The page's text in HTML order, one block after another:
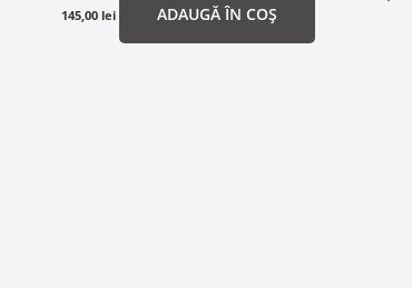
145,00 lei ADAUGĂ ÎN COȘ